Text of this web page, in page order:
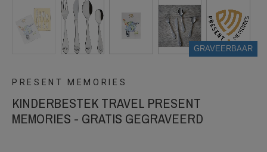
GRAVEERBAAR
PRESENT MEMORIES
KINDERBESTEK TRAVEL PRESENT
MEMORIES - GRATIS GEGRAVEERD